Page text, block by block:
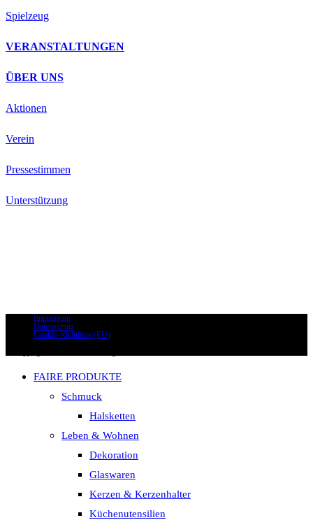
Spielzeug
VERANSTALTUNGEN
ÜBER UNS
Aktionen
Verein
Pressestimmen
Unterstützung
Impressum
Datenschutz
Cookie-Richtlinie (EU)
FAIRE PRODUKTE
Schmuck
Halsketten
Leben & Wohnen
Dekoration
Glaswaren
Kerzen & Kerzenhalter
Küchenutensilien